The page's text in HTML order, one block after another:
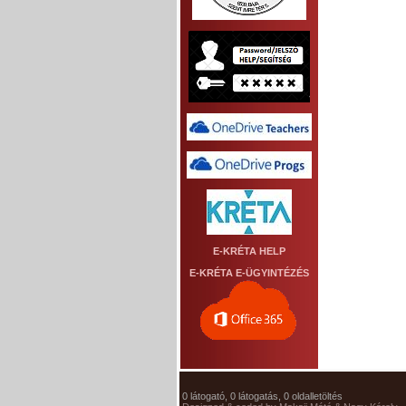
E-KRÉTA HELP
E-KRÉTA E-ÜGYINTÉZÉS
0 látogató, 0 látogatás, 0 oldalletöltés